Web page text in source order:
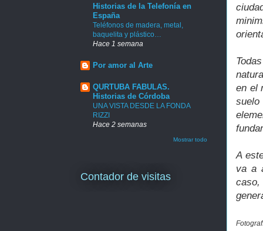
en el
A
va a
caso,
Historias de la Telefonía en
España
Teléfonos de madera, metal,
baquelita y plástico…
Hace 1 semana
Por amor al Arte
QURTUBA FABULAS.
Historias de Córdoba
UNA VISTA DESDE LA FONDA
RIZZI
Hace 2 semanas
Mostrar todo
Contador de visitas